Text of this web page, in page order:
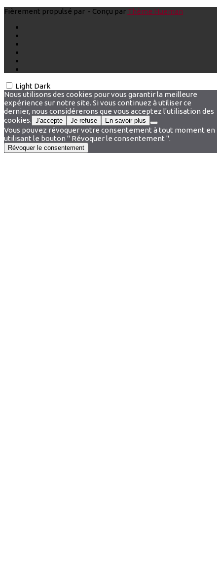
Fièrement propulsé par - Conçu par Thème Hueman
Light Dark
Nous utilisons des cookies pour vous garantir la meilleure
expérience sur notre site. Si vous continuez à utiliser ce
dernier, nous considérerons que vous acceptez l'utilisation des
cookies. J'accepte Je refuse En savoir plus
Vous pouvez révoquer votre consentement à tout moment en
utilisant le bouton " Révoquer le consentement ".
Révoquer le consentement